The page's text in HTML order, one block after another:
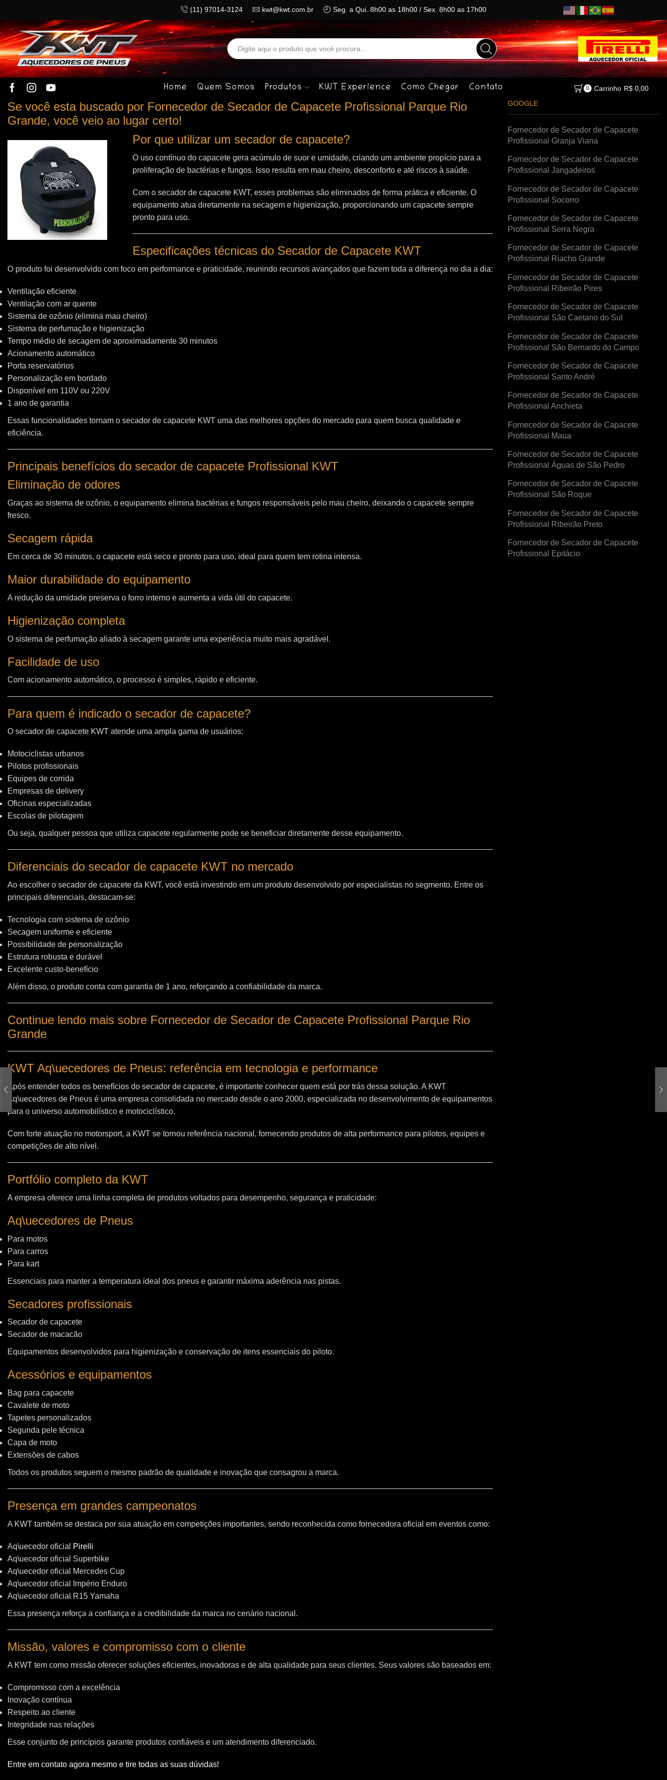
(11) 97014-3124 kwt@kwt.com.br Seg. a Qui. 8h00 as 18h00 / Sex. 8h00 as 17h00
Search
input
Home Quem Somos Produtos KWT Experience Como Chegar Contato 0 Carrinho R$0,00
Se você esta buscado por Fornecedor de Secador de Capacete Profissional Parque Rio
Grande, você veio ao lugar certo!
Por que utilizar um secador de capacete?
O uso contínuo do capacete gera acúmulo de suor e umidade, criando um ambiente propício para a
proliferação de bactérias e fungos. Isso resulta em mau cheiro, desconforto e até riscos à saúde.
Com o secador de capacete KWT, esses problemas são eliminados de forma prática e eficiente. O
equipamento atua diretamente na secagem e higienização, proporcionando um capacete sempre
pronto para uso.
Especificações técnicas do Secador de Capacete KWT
O produto foi desenvolvido com foco em performance e praticidade, reunindo recursos avançados que fazem toda a diferença no dia a dia:
Ventilação eficiente
Ventilação com ar quente
Sistema de ozônio (elimina mau cheiro)
Sistema de perfumação e higienização
Tempo médio de secagem de aproximadamente 30 minutos
Acionamento automático
Porta reservatórios
Personalização em bordado
Disponível em 110V ou 220V
1 ano de garantia
Essas funcionalidades tornam o secador de capacete KWT uma das melhores opções do mercado para quem busca qualidade e
eficiência.
Principais benefícios do secador de capacete Profissional KWT
Eliminação de odores
Graças ao sistema de ozônio, o equipamento elimina bactérias e fungos responsáveis pelo mau cheiro, deixando o capacete sempre
fresco.
Secagem rápida
Em cerca de 30 minutos, o capacete está seco e pronto para uso, ideal para quem tem rotina intensa.
Maior durabilidade do equipamento
A redução da umidade preserva o forro interno e aumenta a vida útil do capacete.
Higienização completa
O sistema de perfumação aliado à secagem garante uma experiência muito mais agradável.
Facilidade de uso
Com acionamento automático, o processo é simples, rápido e eficiente.
Para quem é indicado o secador de capacete?
O secador de capacete KWT atende uma ampla gama de usuários:
Motociclistas urbanos
Pilotos profissionais
Equipes de corrida
Empresas de delivery
Oficinas especializadas
Escolas de pilotagem
Ou seja, qualquer pessoa que utiliza capacete regularmente pode se beneficiar diretamente desse equipamento.
Diferenciais do secador de capacete KWT no mercado
Ao escolher o secador de capacete da KWT, você está investindo em um produto desenvolvido por especialistas no segmento. Entre os
principais diferenciais, destacam-se:
Tecnologia com sistema de ozônio
Secagem uniforme e eficiente
Possibilidade de personalização
Estrutura robusta e durável
Excelente custo-benefício
Além disso, o produto conta com garantia de 1 ano, reforçando a confiabilidade da marca.
Continue lendo mais sobre Fornecedor de Secador de Capacete Profissional Parque Rio
Grande
KWT Aq\uecedores de Pneus: referência em tecnologia e performance
Após entender todos os benefícios do secador de capacete, é importante conhecer quem está por trás dessa solução. A KWT
Aq\uecedores de Pneus é uma empresa consolidada no mercado desde o ano 2000, especializada no desenvolvimento de equipamentos
para o universo automobilístico e motociclístico.
Com forte atuação no motorsport, a KWT se tornou referência nacional, fornecendo produtos de alta performance para pilotos, equipes e
competições de alto nível.
Portfólio completo da KWT
A empresa oferece uma linha completa de produtos voltados para desempenho, segurança e praticidade:
Aq\uecedores de Pneus
Para motos
Para carros
Para kart
Essenciais para manter a temperatura ideal dos pneus e garantir máxima aderência nas pistas.
Secadores profissionais
Secador de capacete
Secador de macacão
Equipamentos desenvolvidos para higienização e conservação de itens essenciais do piloto.
Acessórios e equipamentos
Bag para capacete
Cavalete de moto
Tapetes personalizados
Segunda pele técnica
Capa de moto
Extensões de cabos
Todos os produtos seguem o mesmo padrão de qualidade e inovação que consagrou a marca.
Presença em grandes campeonatos
A KWT também se destaca por sua atuação em competições importantes, sendo reconhecida como fornecedora oficial em eventos como:
Aq\uecedor oficial
Pirelli
Aq\uecedor oficial Superbike
Aq\uecedor oficial Mercedes Cup
Aq\uecedor oficial Império Enduro
Aq\uecedor oficial R15 Yamaha
Essa presença reforça a confiança e a credibilidade da marca no cenário nacional.
Missão, valores e compromisso com o cliente
A KWT tem como missão oferecer soluções eficientes, inovadoras e de alta qualidade para seus clientes. Seus valores são baseados em:
Compromisso com a excelência
Inovação contínua
Respeito ao cliente
Integridade nas relações
Esse conjunto de princípios garante produtos confiáveis e um atendimento diferenciado.
Entre em contato agora mesmo e tire todas as suas dúvidas!
GOOGLE
Fornecedor de Secador de Capacete
Profissional Granja Viana
Fornecedor de Secador de Capacete
Profissional Jangadeiros
Fornecedor de Secador de Capacete
Profissional Socorro
Fornecedor de Secador de Capacete
Profissional Serra Negra
Fornecedor de Secador de Capacete
Profissional Riacho Grande
Fornecedor de Secador de Capacete
Profissional Ribeirão Pires
Fornecedor de Secador de Capacete
Profissional São Caetano do Sul
Fornecedor de Secador de Capacete
Profissional São Bernardo do Campo
Fornecedor de Secador de Capacete
Profissional Santo André
Fornecedor de Secador de Capacete
Profissional Anchieta
Fornecedor de Secador de Capacete
Profissional Maua
Fornecedor de Secador de Capacete
Profissional Águas de São Pedro
Fornecedor de Secador de Capacete
Profissional São Roque
Fornecedor de Secador de Capacete
Profissional Ribeirão Preto
Fornecedor de Secador de Capacete
Profissional Epitácio